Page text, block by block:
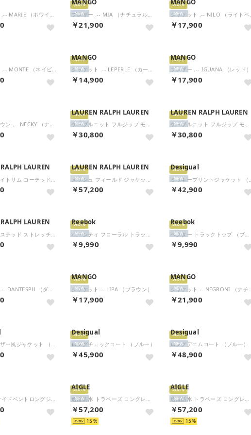
Store
MANGO
ブレザー .-- MIA （ナチュラルホワイト）
￥21,900
NEW
Store
MANGO
ジャケット .-- NILO （ライトベージュ）
￥17,900
NEW
ジャケット .-- MONTE （ネイビーブルー）
Store
MANGO
ジャケット .-- LEPERLE （カーキ）
￥14,900
NEW
Store
MANGO
ブレザー .-- IGUANA （レッド）
￥17,900
NEW
フェイクダウン .-- NECKY （ナチュラルホワイト）
Store
LAUREN RALPH LAUREN
ケーブルニット フルジップ モックネック セーター （260ブラウン）
￥30,800
NEW
Store
LAUREN RALPH LAUREN
ケーブルニット フルジップ モックネック セーター （410ネイビー）
￥30,800
NEW
LAUREN Store
LAUREN RALPH LAUREN
￥57,200
NEW
Store
Desigual
￥42,900
NEW
LAUREN Store
Reebok
￥9,990
NEW
Store
Reebok
￥9,990
NEW
Store
MANGO
ジャケット.-- LIPA （ブラウン）
￥17,900
NEW
Store
MANGO
￥21,900
NEW
フェイクレザー風ジャケット （グレー/ブラック）
Store
Desigual
ロングチェックコート （ブルー）
￥45,900
NEW
Store
Desigual
ロングデニムコート （ブルー）
￥48,900
NEW
透湿防水 サイドベントロングジャケット （モスグリーン）
Store
AIGLE
透湿防水 トラペーズ ロングレインコート （ダークグリーン）
￥57,200
NEW
15
Store
AIGLE
透湿防水 トラペーズ ロングレインコート （ダークブラウン）
￥57,200
NEW
15